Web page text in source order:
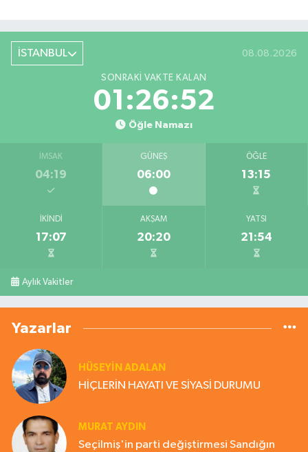
İSTANBUL 08.08.2026
SONRAKI VAKTE KALAN
01:26:52
Öğle Namazı
İMSAK
04:19
GÜNEŞ
06:00
ÖĞLE
13:15
İKINDI
17:07
AKŞAM
20:20
YATSI
21:54
Aylık Vakitler
Yazarlar
HÜSEYIN ADALAN
HİÇLERİN HAYATI VE SİYASİ DURUMU
MURAT AYDIN
Seçilmiş'in parti değiştirmesi Sandığın